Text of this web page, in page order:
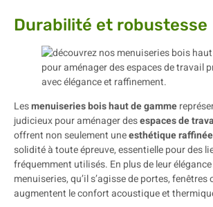
Durabilité et robustesse
Lesmenuiseries bois haut de gamme
judicieux pour aménager desespaces de
offrent non seulement uneesthétique raffinée
solidité à toute épreuve, essentielle pour des
fréquemment utilisés. En plus de leur
menuiseries, qu’il s’agisse de portes, fenêtres
augmentent le confort acoustique et